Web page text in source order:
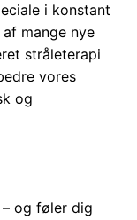
i konstant
mange nye
stråleterapi
vores
og
og føler dig